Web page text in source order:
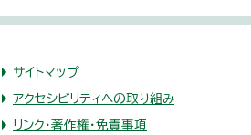
サイトマップ
アクセシビリティへの取り組み
リンク・著作権・免責事項